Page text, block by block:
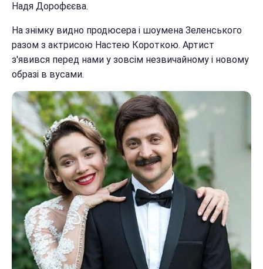
Надя Дорофєєва.
На знімку видно продюсера і шоумена Зеленського
разом з актрисою Настею Короткою. Артист
з'явився перед нами у зовсім незвичайному і новому
образі в вусами.